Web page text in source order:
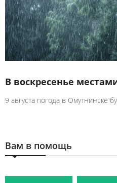
В воскресенье
9 августа погода в Омутнинске
Вам в помощь